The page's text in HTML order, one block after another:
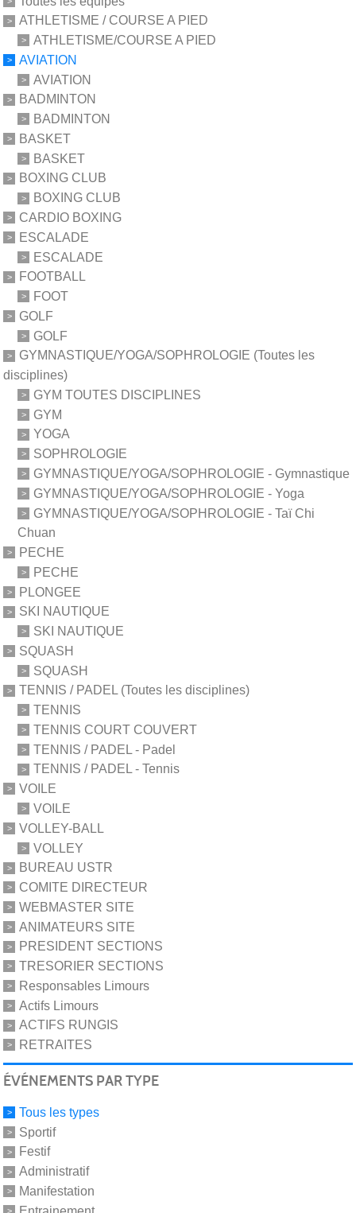
ATHLETISME / COURSE A PIED
ATHLETISME/COURSE A PIED
AVIATION
AVIATION
BADMINTON
BADMINTON
BASKET
BASKET
BOXING CLUB
BOXING CLUB
CARDIO BOXING
ESCALADE
ESCALADE
FOOTBALL
FOOT
GOLF
GOLF
GYMNASTIQUE/YOGA/SOPHROLOGIE (Toutes les
disciplines)
GYM TOUTES DISCIPLINES
GYM
YOGA
SOPHROLOGIE
GYMNASTIQUE/YOGA/SOPHROLOGIE - Gymnastique
GYMNASTIQUE/YOGA/SOPHROLOGIE - Yoga
GYMNASTIQUE/YOGA/SOPHROLOGIE - Taï Chi
Chuan
PECHE
PECHE
PLONGEE
SKI NAUTIQUE
SKI NAUTIQUE
SQUASH
SQUASH
TENNIS / PADEL (Toutes les disciplines)
TENNIS
TENNIS COURT COUVERT
TENNIS / PADEL - Padel
TENNIS / PADEL - Tennis
VOILE
VOILE
VOLLEY-BALL
VOLLEY
BUREAU USTR
COMITE DIRECTEUR
WEBMASTER SITE
ANIMATEURS SITE
PRESIDENT SECTIONS
TRESORIER SECTIONS
Responsables Limours
Actifs Limours
ACTIFS RUNGIS
RETRAITES
ÉVÉNEMENTS PAR TYPE
Tous les types
Sportif
Festif
Administratif
Manifestation